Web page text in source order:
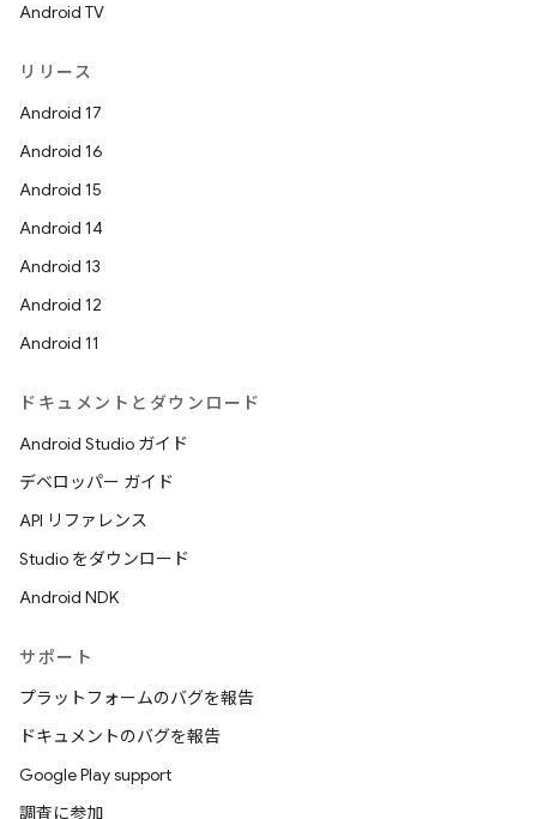
Android TV
リリース
Android 17
Android 16
Android 15
Android 14
Android 13
Android 12
Android 11
ドキュメントとダウンロード
Android Studio ガイド
デベロッパー ガイド
API リファレンス
Studio をダウンロード
Android NDK
サポート
プラットフォームのバグを報告
ドキュメントのバグを報告
Google Play support
調査に参加